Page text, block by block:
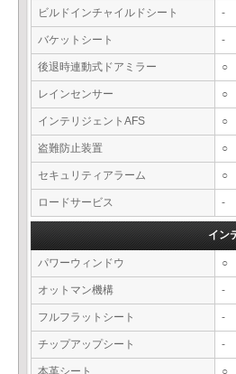
ビルドインチャイルドシート -
バケットシート -
後退時連動式ドアミラー ○
レインセンサー ○
インテリジェントAFS ○
盗難防止装置 ○
セキュリティアラーム ○
ロードサービス -
イン
パワーウィンドウ ○
オットマン機構 -
フルフラットシート -
チップアップシート -
本革シート ○